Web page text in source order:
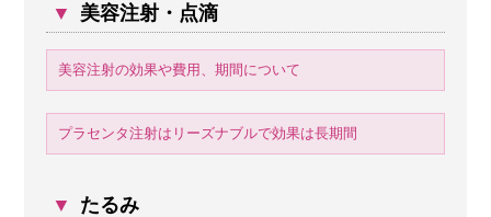
▼ 美容注射・点滴
美容注射の効果や費用、期間について
プラセンタ注射はリーズナブルで効果は長期間
▼ たるみ